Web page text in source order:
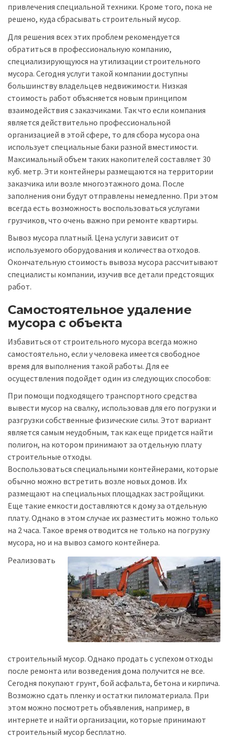
привлечения специальной техники. Кроме того, пока не
решено, куда сбрасывать строительный мусор.
Для решения всех этих проблем рекомендуется
обратиться в профессиональную компанию,
специализирующуюся на утилизации строительного
мусора. Сегодня услуги такой компании доступны
большинству владельцев недвижимости. Низкая
стоимость работ объясняется новым принципом
взаимодействия с заказчиками. Так что если компания
является действительно профессиональной
организацией в этой сфере, то для сбора мусора она
использует специальные баки разной вместимости.
Максимальный объем таких накопителей составляет 30
куб. метр. Эти контейнеры размещаются на территории
заказчика или возле многоэтажного дома. После
заполнения они будут отправлены немедленно. При этом
всегда есть возможность воспользоваться услугами
грузчиков, что очень важно при ремонте квартиры.
Вывоз мусора платный. Цена услуги зависит от
используемого оборудования и количества отходов.
Окончательную стоимость вывоза мусора рассчитывают
специалисты компании, изучив все детали предстоящих
работ.
Самостоятельное удаление
мусора с объекта
Избавиться от строительного мусора всегда можно
самостоятельно, если у человека имеется свободное
время для выполнения такой работы. Для ее
осуществления подойдет один из следующих способов:
При помощи подходящего транспортного средства
вывести мусор на свалку, использовав для его погрузки и
разгрузки собственные физические силы. Этот вариант
является самым неудобным, так как еще придется найти
полигон, на котором принимают за отдельную плату
строительные отходы.
Воспользоваться специальными контейнерами, которые
обычно можно встретить возле новых домов. Их
размещают на специальных площадках застройщики.
Еще такие емкости доставляются к дому за отдельную
плату. Однако в этом случае их разместить можно только
на 2 часа. Такое время отводится не только на погрузку
мусора, но и на вывоз самого контейнера.
Реализовать
строительный мусор. Однако продать с успехом отходы
после ремонта или возведения дома получится не все.
Сегодня покупают грунт, бой асфальта, бетона и кирпича.
Возможно сдать пленку и остатки пиломатериала. При
этом можно посмотреть объявления, например, в
интернете и найти организации, которые принимают
строительный мусор бесплатно.